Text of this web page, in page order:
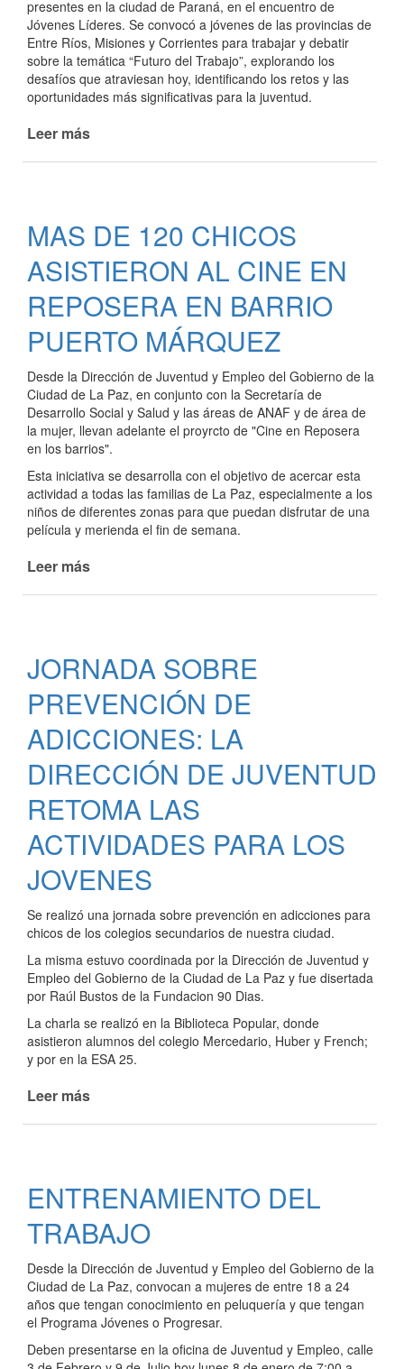
presentes en la ciudad de Paraná, en el encuentro de
Jóvenes Líderes. Se convocó a jóvenes de las provincias de
Entre Ríos, Misiones y Corrientes para trabajar y debatir
sobre la temática “Futuro del Trabajo”, explorando los
desafíos que atraviesan hoy, identificando los retos y las
oportunidades más significativas para la juventud.
Leer más
Y
EMPLEO
ESTUVO
PRESENTE
EN
EL
FORO
DE
JÓVENES
LÍDERES
EN
PARANÁ
MAS DE 120 CHICOS
ASISTIERON AL CINE EN
REPOSERA EN BARRIO
PUERTO MÁRQUEZ
Desde la Dirección de Juventud y Empleo del Gobierno de la
Ciudad de La Paz, en conjunto con la Secretaría de
Desarrollo Social y Salud y las áreas de ANAF y de área de
la mujer, llevan adelante el proyrcto de "Cine en Reposera
en los barrios".
Esta iniciativa se desarrolla con el objetivo de acercar esta
actividad a todas las familias de La Paz, especialmente a los
niños de diferentes zonas para que puedan disfrutar de una
película y merienda el fin de semana.
Leer más
ASISTIERON
AL
CINE
EN
REPOSERA
EN
BARRIO
PUERTO
MÁRQUEZ
JORNADA SOBRE
PREVENCIÓN DE
ADICCIONES: LA
DIRECCIÓN DE JUVENTUD
RETOMA LAS
ACTIVIDADES PARA LOS
JOVENES
Se realizó una jornada sobre prevención en adicciones para
chicos de los colegios secundarios de nuestra ciudad.
La misma estuvo coordinada por la Dirección de Juventud y
Empleo del Gobierno de la Ciudad de La Paz y fue disertada
por Raúl Bustos de la Fundacion 90 Dias.
La charla se realizó en la Biblioteca Popular, donde
asistieron alumnos del colegio Mercedario, Huber y French;
y por en la ESA 25.
Leer más
ADICCIONES:
LA
DIRECCIÓN
JUVENTUD
RETOMA
LAS
ACTIVIDADES
PARA
ENTRENAMIENTO DEL
TRABAJO
Desde la Dirección de Juventud y Empleo del Gobierno de la
Ciudad de La Paz, convocan a mujeres de entre 18 a 24
años que tengan conocimiento en peluquería y que tengan
el Programa Jóvenes o Progresar.
Deben presentarse en la oficina de Juventud y Empleo, calle